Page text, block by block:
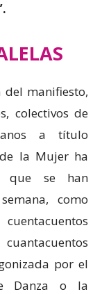
manifiesto,
colectivos de
a título
la Mujer ha
que se han
como
por el
Danza o la